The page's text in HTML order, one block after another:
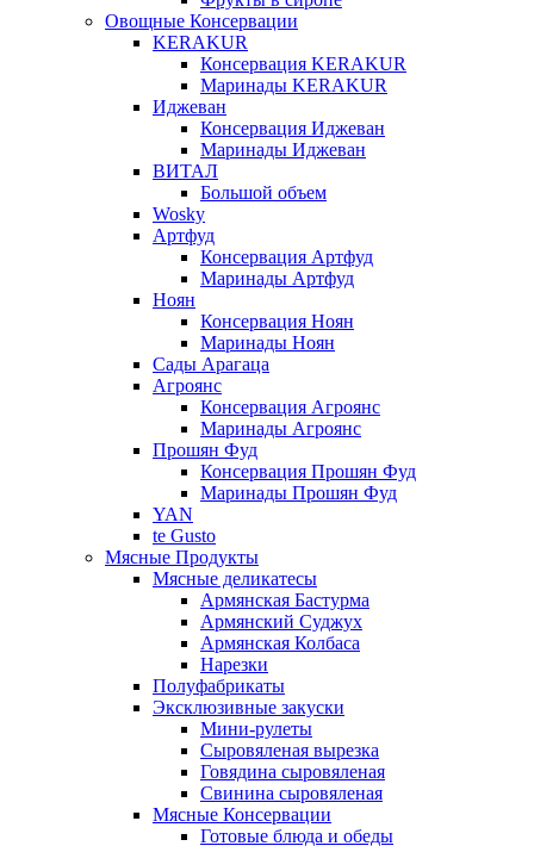
Овощные Консервации
KERAKUR
Консервация KERAKUR
Маринады KERAKUR
Иджеван
Консервация Иджеван
Маринады Иджеван
ВИТАЛ
Большой объем
Wosky
Артфуд
Консервация Артфуд
Маринады Артфуд
Ноян
Консервация Ноян
Маринады Ноян
Сады Арагаца
Агроянс
Консервация Агроянс
Маринады Агроянс
Прошян Фуд
Консервация Прошян Фуд
Маринады Прошян Фуд
YAN
te Gusto
Мясные Продукты
Мясные деликатесы
Армянская Бастурма
Армянский Суджух
Армянская Колбаса
Нарезки
Полуфабрикаты
Эксклюзивные закуски
Мини-рулеты
Сыровяленая вырезка
Говядина сыровяленая
Свинина сыровяленая
Мясные Консервации
Готовые блюда и обеды